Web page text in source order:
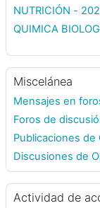
NUTRICIÓN -
QUIMICA
Miscelánea
Mensajes en
Foros de
Publicaciones de
Discusiones de
Actividad de